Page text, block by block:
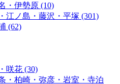
・伊勢原 (10)
江ノ島・藤沢・平塚 (301)
(62)
咲花 (30)
・柏崎・弥彦・岩室・寺泊